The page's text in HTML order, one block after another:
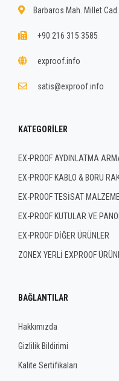
Barbaros Mah. Millet
+90 216 315 3585
exproof.info
satis@exproof.info
KATEGORILER
EX-PROOF AYDINLATMA
EX-PROOF KABLO & BORU
EX-PROOF TESİSAT
EX-PROOF KUTULAR VE
EX-PROOF DİĞER ÜRÜNLER
ZONEX YERLİ EXPROOF
BAĞLANTILAR
Hakkımızda
Gizlilik Bildirimi
Kalite Sertifikaları